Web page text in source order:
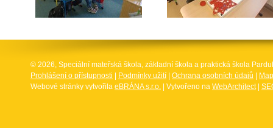
© 2026, Speciální mateřská škola, základní škola a praktická škola
Prohlášení o přístupnosti
Podmínky užití Ochrana osobních údajů
Webové stránky vytvořila eBRÁNA s.r.o. | Vytvořeno na WebArchitect|